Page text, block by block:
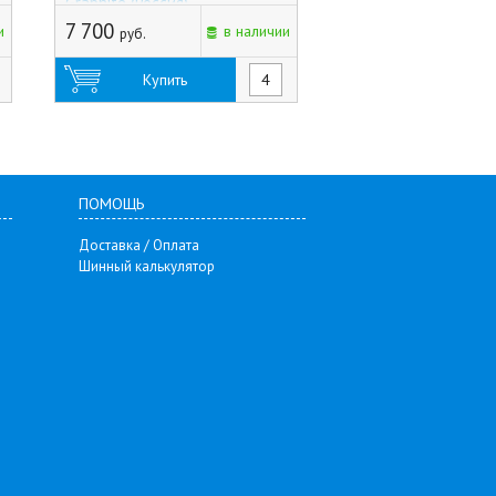
7 700 руб. в наличии
Купить
ПОМОЩЬ
Доставка / Оплата
Шинный калькулятор